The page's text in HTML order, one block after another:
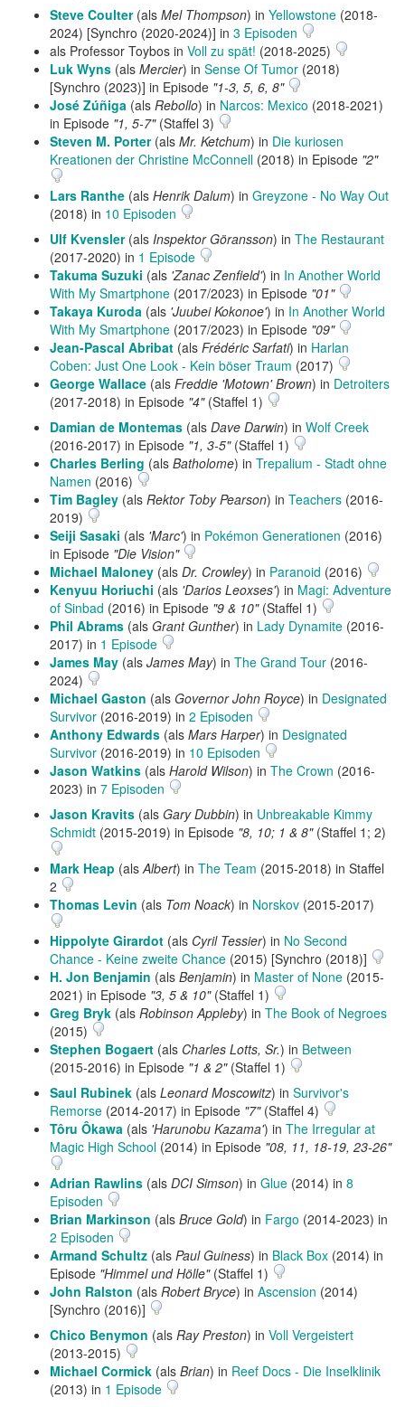
Steve Coulter(als Mel Thompson) in Yellowstone (2018-
2024) [Synchro (2020-2024)] in 3 Episoden
als Professor Toybos in Voll zu spät! (2018-2025)
Luk Wyns (als Mercier) in Sense Of Tumor (2018)
[Synchro (2023)] in Episode "1-3, 5, 6, 8"
José Zúñiga (als Rebollo) in Narcos: Mexico (2018-2021)
in Episode "1, 5-7"(Staffel 3)
Steven M. Porter(als Mr. Ketchum) in Die kuriosen
Kreationen der Christine McConnell (2018) in Episode "2"
Lars Ranthe (als Henrik Dalum) in Greyzone - No Way Out
(2018) in 10 Episoden
Ulf Kvensler(als Inspektor Göransson) in The Restaurant
(2017-2020) in 1 Episode
Takuma Suzuki (als 'Zanac Zenfield') in In Another World
With My Smartphone (2017/2023) in Episode "01"
Takaya Kuroda (als 'Juubei Kokonoe') in In Another World
With My Smartphone (2017/2023) in Episode "09"
Jean-Pascal Abribat (als Frédéric Sarfati) in Harlan
Coben: Just One Look - Kein böser Traum (2017)
George Wallace (als Freddie 'Motown' Brown) in Detroiters
(2017-2018) in Episode "4"(Staffel 1)
Damian de Montemas (als Dave Darwin) in Wolf Creek
(2016-2017) in Episode "1, 3-5"(Staffel 1)
Charles Berling (als Batholome) in Trepalium - Stadt ohne
Namen (2016)
Tim Bagley (als Rektor Toby Pearson) in Teachers (2016-
2019)
Seiji Sasaki (als 'Marc') in Pokémon Generationen (2016)
in Episode "Die Vision"
Michael Maloney (als Dr. Crowley) in Paranoid (2016)
Kenyuu Horiuchi (als 'Darios Leoxses') in Magi: Adventure
of Sinbad (2016) in Episode "9 & 10"(Staffel 1)
Phil Abrams (als Grant Gunther) in Lady Dynamite (2016-
2017) in 1 Episode
James May (als James May) in The Grand Tour (2016-
2024)
Michael Gaston (als Governor John Royce) in Designated
Survivor (2016-2019) in 2 Episoden
Anthony Edwards (als Mars Harper) in Designated
Survivor (2016-2019) in 10 Episoden
Jason Watkins (als Harold Wilson) in The Crown (2016-
2023) in 7 Episoden
Jason Kravits (als Gary Dubbin) in Unbreakable Kimmy
Schmidt (2015-2019) in Episode "8, 10; 1 & 8"(Staffel 1; 2)
Mark Heap (alsAlbert) in The Team (2015-2018) in Staffel
2
Thomas Levin (als Tom Noack) in Norskov (2015-2017)
Hippolyte Girardot (als Cyril Tessier) in No Second
Chance - Keine zweite Chance (2015) [Synchro (2018)]
H. Jon Benjamin (als Benjamin) in Master of None (2015-
2021) in Episode "3, 5 & 10"(Staffel 1)
Greg Bryk (als Robinson Appleby) in The Book of Negroes
(2015)
Stephen Bogaert (als Charles Lotts, Sr.) in Between
(2015-2016) in Episode "1 & 2"(Staffel 1)
Saul Rubinek (als Leonard Moscowitz) in Survivor's
Remorse (2014-2017) in Episode "7"(Staffel 4)
Tôru Ôkawa (als 'Harunobu Kazama') in The Irregular at
Magic High School (2014) in Episode "08, 11, 18-19, 23-26"
Adrian Rawlins (als DCI Simson) in Glue (2014) in 8
Episoden
Brian Markinson (als Bruce Gold) in Fargo (2014-2023) in
2 Episoden
Armand Schultz (als Paul Guiness) in Black Box (2014) in
Episode "Himmel und Hölle"(Staffel 1)
John Ralston (als Robert Bryce) in Ascension (2014)
[Synchro (2016)]
Chico Benymon (als Ray Preston) in Voll Vergeistert
(2013-2015)
Michael Cormick (als Brian) in Reef Docs - Die Inselklinik
(2013) in 1 Episode